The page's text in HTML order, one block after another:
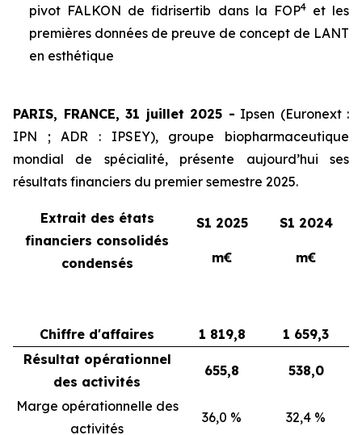
pivot FALKON de fidrisertib dans la FOP4et les
premières données de preuve de concept de LANT
en esthétique
PARIS, FRANCE, 31 juillet 2025 - Ipsen (Euronext :
IPN ; ADR : IPSEY), groupe biopharmaceutique
mondial de spécialité, présente aujourd’hui ses
résultats financiers du premier semestre 2025.
Extrait des états
financiers consolidés
condensés
S1 2025 S1 2024
m€ m€
Chiffre d'affaires 1 819,8
1 659,3
Résultat opérationnel
des activités
655,8 538,0
Marge opérationnelle des
activités
36,0 % 32,4 %